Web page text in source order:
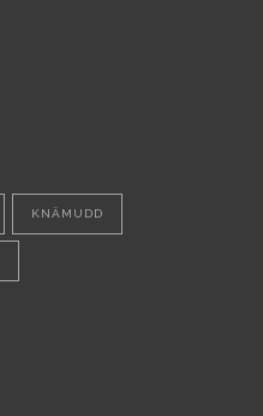
KNÄMUDD